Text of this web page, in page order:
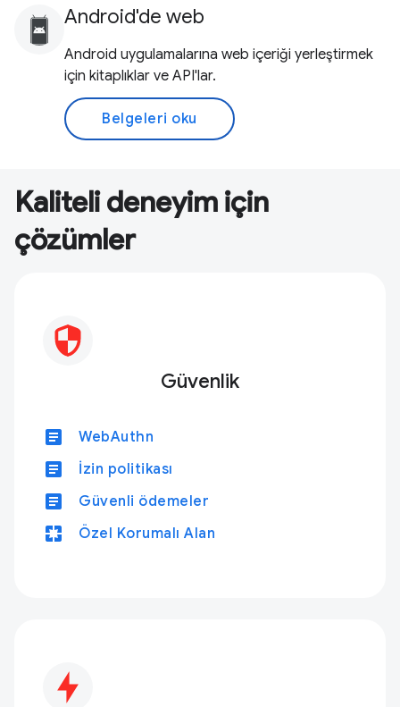
Android'de web
Android uygulamalarına web içeriği yerleştirmek
için kitaplıklar ve API'lar.
Belgeleri oku
Kaliteli deneyim için
çözümler
Güvenlik
article WebAuthn
article İzin politikası
article Güvenli ödemeler
pages Özel Korumalı Alan